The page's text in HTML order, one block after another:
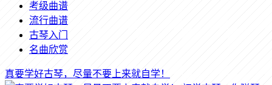
考级曲谱
流行曲谱
古琴入门
名曲欣赏
真要学好古琴，尽量不要上来就自学！